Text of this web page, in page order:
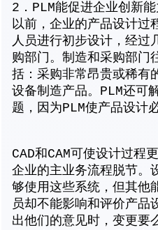
2．PLM能促进企业创新
以前，企业的产品设计过
人员进行初步设计，经过
购部门。制造和采购部门
括：采购非常昂贵或稀有
设备制造产品。PLM还可
题，因为PLM使产品设计
CAD和CAM可使设计过程
企业的主业务流程脱节。
够使用这些系统，但其他
员却不能影响和评价产品
出他们的意见时，变更要